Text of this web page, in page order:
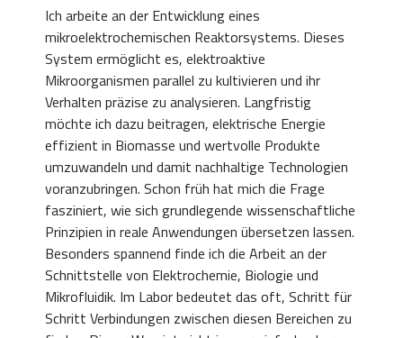
Ich arbeite an der Entwicklung eines
mikroelektrochemischen Reaktorsystems. Dieses
System ermöglicht es, elektroaktive
Mikroorganismen parallel zu kultivieren und ihr
Verhalten präzise zu analysieren. Langfristig
möchte ich dazu beitragen, elektrische Energie
effizient in Biomasse und wertvolle Produkte
umzuwandeln und damit nachhaltige Technologien
voranzubringen. Schon früh hat mich die Frage
fasziniert, wie sich grundlegende wissenschaftliche
Prinzipien in reale Anwendungen übersetzen lassen.
Besonders spannend finde ich die Arbeit an der
Schnittstelle von Elektrochemie, Biologie und
Mikrofluidik. Im Labor bedeutet das oft, Schritt für
Schritt Verbindungen zwischen diesen Bereichen zu